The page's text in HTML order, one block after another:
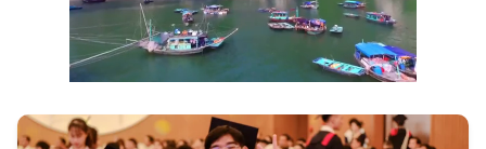
Next video in 2 Cancel